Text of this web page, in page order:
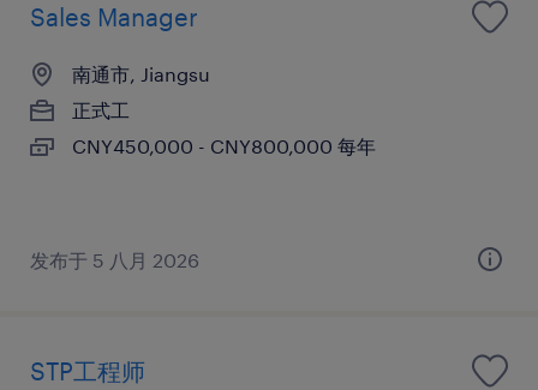
Sales Manager
南通市, Jiangsu
正式工
CNY450,000 - CNY800,000 每年
发布于 5 八月 2026
STP工程师